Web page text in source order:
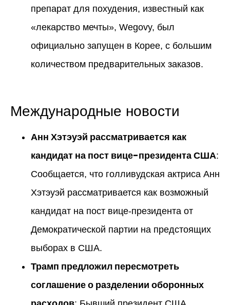
препарат для похудения, известный как
«лекарство мечты», Wegovy, был
официально запущен в Корее, с большим
количеством предварительных заказов.
Международные новости
Анн Хэтэуэй рассматривается как
кандидат на пост вице-президента США:
Сообщается, что голливудская актриса Анн
Хэтэуэй рассматривается как возможный
кандидат на пост вице-президента от
Демократической партии на предстоящих
выборах в США.
Трамп предложил пересмотреть
соглашение о разделении оборонных